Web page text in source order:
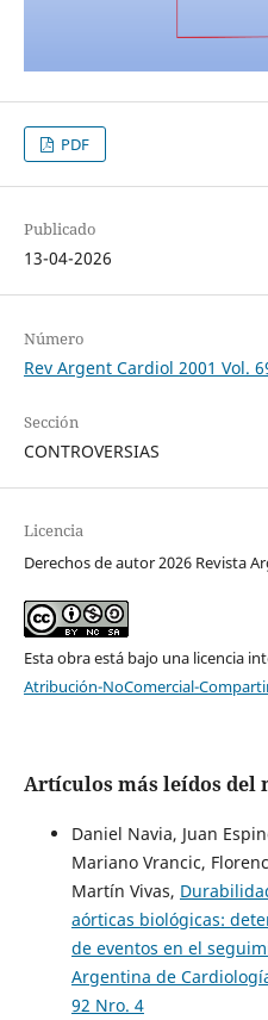
PDF
Publicado
13-04-2026
Número
Rev Argent Cardiol 2001 Vol.
Sección
CONTROVERSIAS
Licencia
Derechos de autor 2026 Revista
Esta obra está bajo una licencia
Atribución-NoComercial-
Artículos más leídos del
Daniel Navia, Juan
Mariano Vrancic,
Martín Vivas,
aórticas biológicas:
de eventos en el
Argentina de
92 Nro. 4